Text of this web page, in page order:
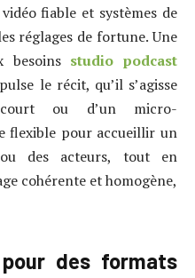
fiable et systèmes de
réglages de fortune. Une
besoins studio podcast
le récit, qu’il s’agisse
ou d’un micro-
flexible pour accueillir un
des acteurs, tout en
cohérente et homogène,
des formats